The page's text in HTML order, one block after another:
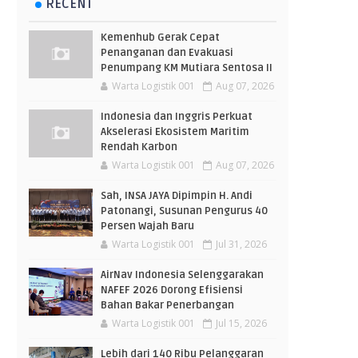
RECENT
Kemenhub Gerak Cepat
Penanganan dan Evakuasi
Penumpang KM Mutiara Sentosa II
Warta Logistik 001 Aug 07, 2026
Indonesia dan Inggris Perkuat
Akselerasi Ekosistem Maritim
Rendah Karbon
Warta Logistik 001 Aug 07, 2026
Sah, INSA JAYA Dipimpin H. Andi
Patonangi, Susunan Pengurus 40
Persen Wajah Baru
Warta Logistik 001 Jul 31, 2026
AirNav Indonesia Selenggarakan
NAFEF 2026 Dorong Efisiensi
Bahan Bakar Penerbangan
Warta Logistik 001 Jul 15, 2026
Lebih dari 140 Ribu Pelanggaran